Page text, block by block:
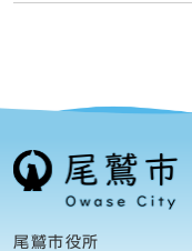
尾鷲市役所